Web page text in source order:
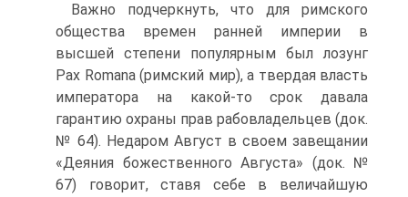
Важно подчеркнуть, что для римского
общества времен ранней импе­рии в
высшей степени популярным был лозунг
Pax Romana (римский мир), а твердая власть
императора на какой-то срок давала
гарантию охраны прав рабовладельцев (док.
№ 64). Недаром Август в своем завещании
«Деяния божественного Августа» (док. №
67) говорит, ставя себе в вели­чайшую